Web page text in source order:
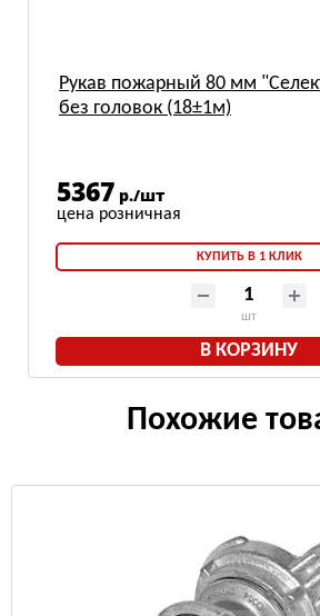
Рукав пожарный 80 мм
без головок (18±1м)
5367 р./шт
КУПИТЬ В 1 КЛИК
шт
В КОРЗИНУ
Похожие